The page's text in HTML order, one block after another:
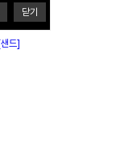
닫기